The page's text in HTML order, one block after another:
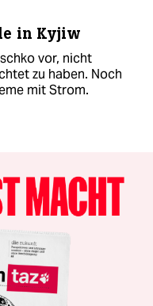
in Kyjiw
vor, nicht
zu haben. Noch
mit Strom.